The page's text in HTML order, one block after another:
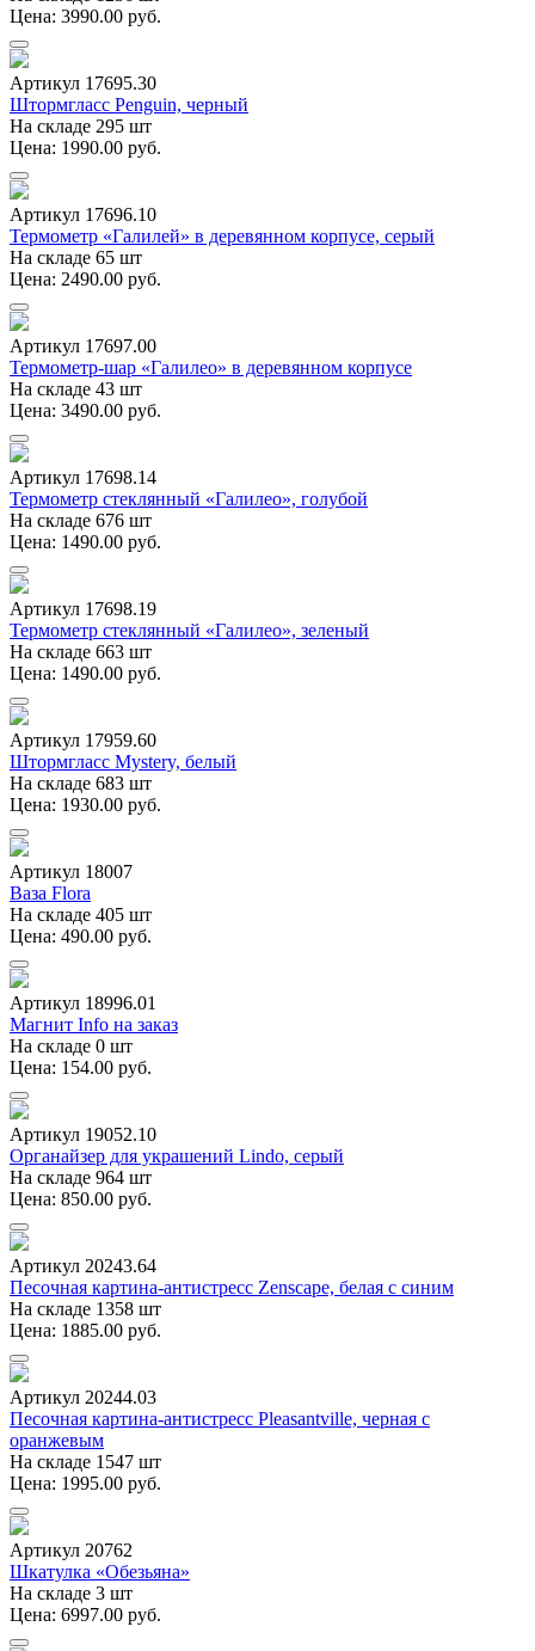
Цена: 3990.00 руб.
Артикул 17695.30
Штормгласс Penguin, черный
На складе 295 шт
Цена: 1990.00 руб.
Артикул 17696.10
Термометр «Галилей» в деревянном корпусе, серый
На складе 65 шт
Цена: 2490.00 руб.
Артикул 17697.00
Термометр-шар «Галилео» в деревянном корпусе
На складе 43 шт
Цена: 3490.00 руб.
Артикул 17698.14
Термометр стеклянный «Галилео», голубой
На складе 676 шт
Цена: 1490.00 руб.
Артикул 17698.19
Термометр стеклянный «Галилео», зеленый
На складе 663 шт
Цена: 1490.00 руб.
Артикул 17959.60
Штормгласс Mystery, белый
На складе 683 шт
Цена: 1930.00 руб.
Артикул 18007
Ваза Flora
На складе 405 шт
Цена: 490.00 руб.
Артикул 18996.01
Магнит Info на заказ
На складе 0 шт
Цена: 154.00 руб.
Артикул 19052.10
Органайзер для украшений Lindo, серый
На складе 964 шт
Цена: 850.00 руб.
Артикул 20243.64
Песочная картина-антистресс Zenscape, белая с синим
На складе 1358 шт
Цена: 1885.00 руб.
Артикул 20244.03
Песочная картина-антистресс Pleasantville, черная с
оранжевым
На складе 1547 шт
Цена: 1995.00 руб.
Артикул 20762
Шкатулка «Обезьяна»
На складе 3 шт
Цена: 6997.00 руб.